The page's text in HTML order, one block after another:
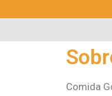
Comida